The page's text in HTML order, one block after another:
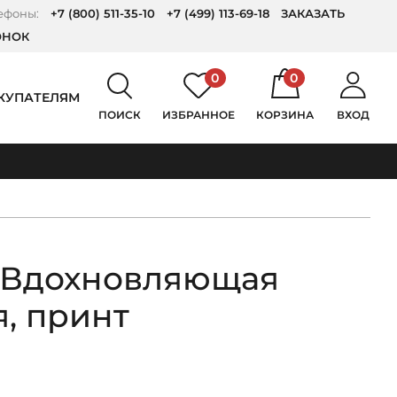
+7 (800) 511-35-10 +7 (499) 113-69-18
ЗАКАЗАТЬ
ПОИСК
0
ИЗБРАННОЕ
0
КОРЗИНА ВХОД
принт